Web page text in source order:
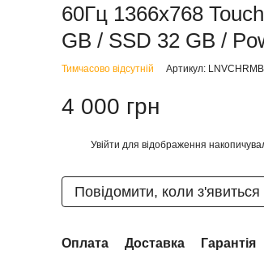
60Гц 1366x768
GB / SSD 32 GB /
Тимчасово відсутній Артикул:
4 000 грн
Увійти для відображення
Повідомити, коли з'явиться
Оплата Доставка Гарантія